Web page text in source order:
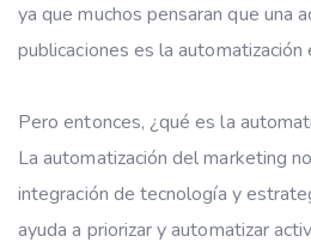
ya que muchos pensaran que una
publicaciones es la automatización
Pero entonces, ¿qué es la
La automatización del marketing
integración de tecnología y
ayuda a priorizar y automatizar